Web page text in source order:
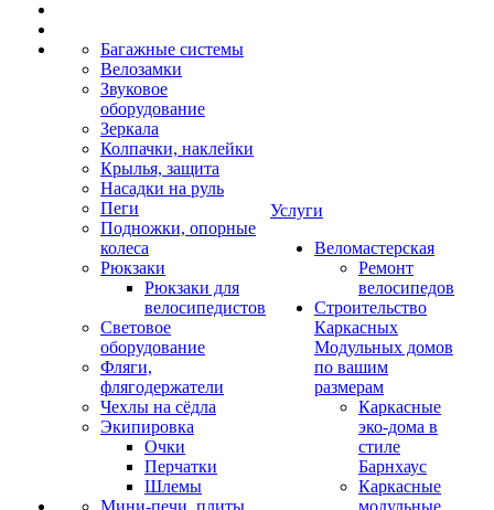
Багажные системы
Велозамки
Звуковое
оборудование
Зеркала
Колпачки, наклейки
Крылья, защита
Насадки на руль
Пеги
Подножки, опорные
колеса
Рюкзаки
Рюкзаки для
велосипедистов
Световое
оборудование
Фляги,
флягодержатели
Чехлы на сёдла
Экипировка
Очки
Перчатки
Шлемы
Мини-печи, плиты
Услуги
Веломастерская
Ремонт
велосипедов
Строительство
Каркасных
Модульных домов
по вашим
размерам
Каркасные
эко-дома в
стиле
Барнхаус
Каркасные
модульные